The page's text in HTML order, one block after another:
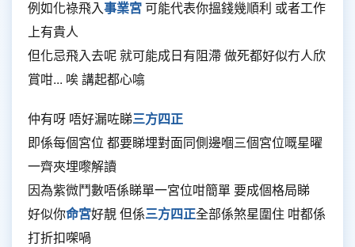
例如化祿飛入事業宮可能代表你搵錢幾順利 或者工作
上有貴人
但化忌飛入去呢 就可能成日有阻滯 做死都好似冇人欣
賞咁... 唉 講起都心噏
仲有呀 唔好漏咗睇三方四正
即係每個宮位 都要睇埋對面同側邊嗰三個宮位嘅星曜
一齊夾埋嚟解讀
因為紫微鬥數唔係睇單一宮位咁簡單 要成個格局睇
好似你命宮好靚 但係三方四正全部係煞星圍住 咁都係
打折扣㗎喎